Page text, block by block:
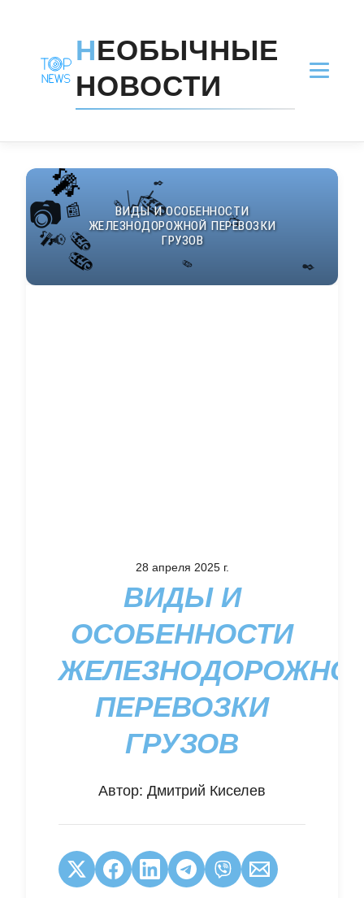
НЕОБЫЧНЫЕ
НОВОСТИ
28 апреля 2025 г.
ВИДЫ И
ОСОБЕННОСТИ
ПЕРЕВОЗКИ
ГРУЗОВ
Автор: Дмитрий Киселев